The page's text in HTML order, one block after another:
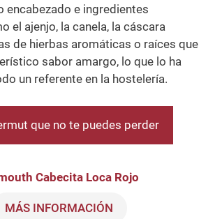
encabezado e ingredientes
el ajenjo, la canela, la cáscara
de hierbas aromáticas o raíces que
sabor amargo, lo que lo ha
un referente en la hostelería.
que no te puedes perder
Cabecita Loca Rojo
MÁS INFORMACIÓN